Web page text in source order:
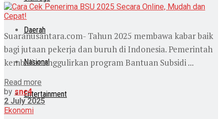
Daerah
Nasional
Entertainment
Suaranusantara.com- Tahun 2025 membawa kabar baik
bagi jutaan pekerja dan buruh di Indonesia. Pemerintah
kembali menggulirkan program Bantuan Subsidi ...
Read more
by snc4
2 July 2025
Ekonomi